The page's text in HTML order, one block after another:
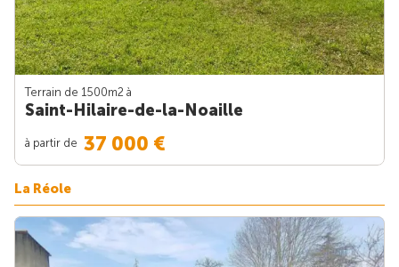
Terrain de 1500m2 à
Saint-Hilaire-de-la-Noaille
à partir de 37 000 €
La Réole